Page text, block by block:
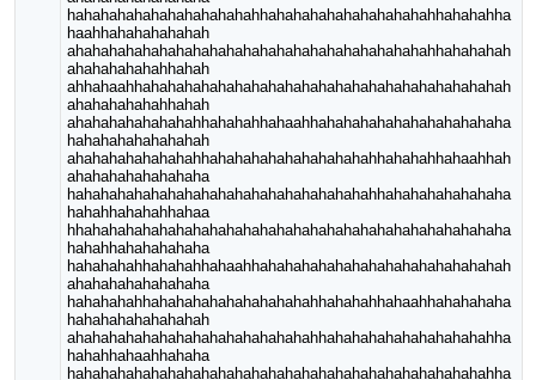
hahahahahahahahahahahahhahahahahahahahahahahhahahahha
haahhahahahahahah
ahahahahahahahahahahahahahahahahahahahahahahhahahahah
ahahahahahahhahah
ahhahaahhahahahahahahahahahahahahahahahahahahahahahah
ahahahahahahhahah
ahahahahahahahahhahahahhahaahhahahahahahahahahahahaha
hahahahahahahahah
ahahahahahahahahhahahahahahahahahahahhahahahhahaahhah
ahahahahahahahaha
hahahahahahahahahahahahahahahahahahahhahahahahahahaha
hahahhahahahhahaa
hhahahahahahahahahahahahahahahahahahahahahahahahahaha
hahahhahahahahaha
hahahahahhahahahhahaahhahahahahahahahahahahahahahahah
ahahahahahahahaha
hahahahahhahahahahahahahahahahhahahahhahaahhahahahaha
hahahahahahahahah
ahahahahahahahahahahahahahahahhahahahahahahahahahahha
hahahhahaahhahaha
hahahahahahahahahahahahahahahahahahahahahahahahahahha